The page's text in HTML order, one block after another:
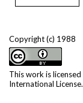
Copyright (c) 1988
This work is licensed
International License.